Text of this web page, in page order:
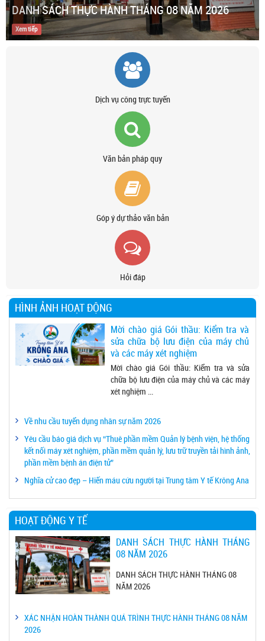
DANH SÁCH THỰC HÀNH THÁNG 08 NĂM 2026
Xem tiếp
Dịch vụ công trực tuyến
Văn bản pháp quy
Góp ý dự thảo văn bản
Hỏi đáp
HÌNH ẢNH HOẠT ĐỘNG
Mời chào giá Gói thầu: Kiểm tra và
sửa chữa bộ lưu điện của máy chủ
và các máy xét nghiệm
Mời chào giá Gói thầu: Kiểm tra và sửa
chữa bộ lưu điện của máy chủ và các máy
xét nghiệm ...
Về nhu cầu tuyển dụng nhân sự năm 2026
Yêu cầu báo giá dịch vụ “Thuê phần mềm Quản lý bệnh viện, hệ thống
kết nối máy xét nghiệm, phần mềm quản lý, lưu trữ truyền tải hình ảnh,
phần mềm bệnh án điện tử”
Nghĩa cử cao đẹp – Hiến máu cứu người tại Trung tâm Y tế Krông Ana
HOẠT ĐỘNG Y TẾ
DANH SÁCH THỰC HÀNH THÁNG
08 NĂM 2026
DANH SÁCH THỰC HÀNH THÁNG 08
NĂM 2026
XÁC NHẬN HOÀN THÀNH QUÁ TRÌNH THỰC HÀNH THÁNG 08 NĂM
2026